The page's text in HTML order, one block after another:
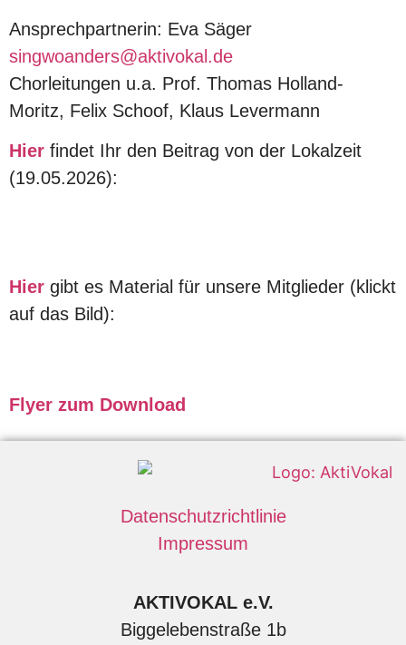
Ansprechpartnerin: Eva Säger
singwoanders@aktivokal.de
Chorleitungen u.a. Prof. Thomas Holland-
Moritz, Felix Schoof, Klaus Levermann
Hier findet Ihr den Beitrag von der Lokalzeit
(19.05.2026):
Hier gibt es Material für unsere Mitglieder (klickt
auf das Bild):
Flyer zum Download
Datenschutzrichtlinie
Impressum
AKTIVOKAL e.V.
Biggelebenstraße 1b